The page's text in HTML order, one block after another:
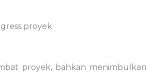
proyek
proyek, bahkan menimbulkan